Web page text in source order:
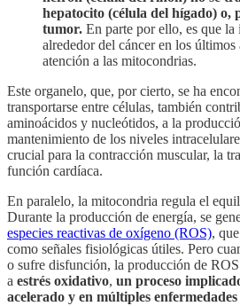
hepatocito (célula del hígado) o,
tumor. En parte por ello, es que la
alrededor del cáncer en los últimos
atención a las mitocondrias.
Este organelo, que, por cierto, se ha
transportarse entre células, también
aminoácidos y nucleótidos, a la
mantenimiento de los niveles
crucial para la contracción muscular, la
función cardíaca.
En paralelo, la mitocondria regula el
Durante la producción de energía, se
especies reactivas de oxígeno (ROS),
como señales fisiológicas útiles. Pero
o sufre disfunción, la producción de
a estrés oxidativo, un proceso
acelerado y en múltiples